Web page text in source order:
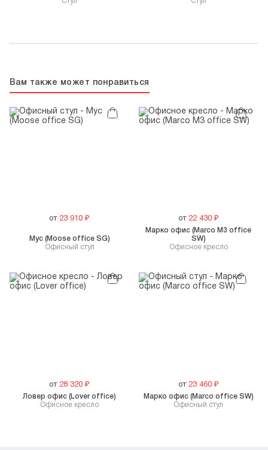
Вам также может понравиться
от 23 910 ₽
Офисный стул
Мус (Moose office SG)
от 22 430₽
Офисное кресло
Марко офис (Marco M3 office
SW)
от 28 320 ₽
Офисное кресло
Ловер офис (Lover office)
от 23 460₽
Офисный стул
Марко офис (Marco office SW)